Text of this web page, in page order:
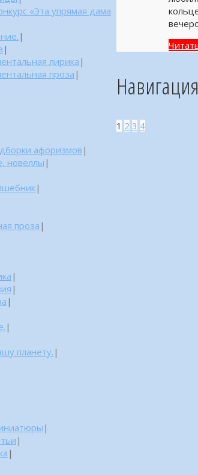
1 2 3 4
«Эта упрямая дама
|
|
лирика|
проза |
афоризмов |
новеллы |
|
проза |
|
|
|
|
планету. |
|
|
|